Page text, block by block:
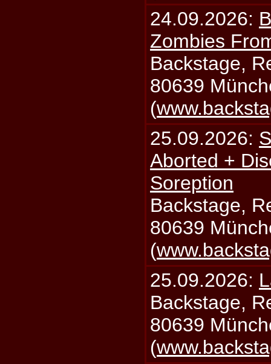
24.09.2026:
Zombies
Backstage,
80639
(
25.09.2026:
Aborted +
Soreption
Backstage,
80639
(
25.09.2026:
Backstage,
80639
(